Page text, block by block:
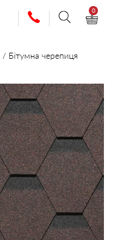
0
/ Бітумна черепиця